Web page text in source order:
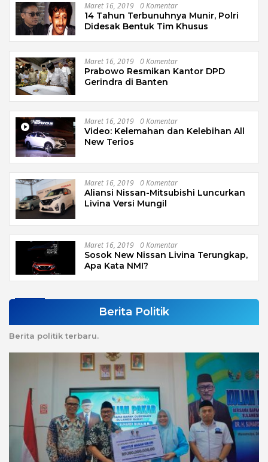
Maret 16, 2019 0 Komentar
14 Tahun Terbunuhnya Munir, Polri
Didesak Bentuk Tim Khusus
Maret 16, 2019 0 Komentar
Prabowo Resmikan Kantor DPD
Gerindra di Banten
Maret 16, 2019 0 Komentar
Video: Kelemahan dan Kelebihan All
New Terios
Maret 16, 2019 0 Komentar
Aliansi Nissan-Mitsubishi Luncurkan
Livina Versi Mungil
Maret 16, 2019 0 Komentar
Sosok New Nissan Livina Terungkap,
Apa Kata NMI?
Berita Politik
Berita politik terbaru.